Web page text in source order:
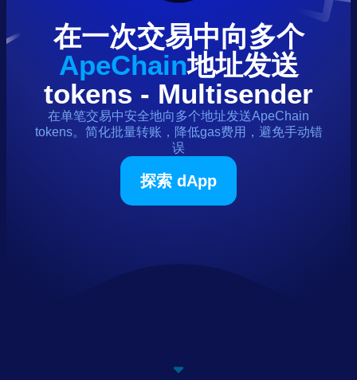
在一次交易中向多个
ApeChain地址发送
tokens - Multisender
在单笔交易中安全地向多个地址发送ApeChain
tokens。简化批量转账，降低gas费用，避免手动错
误
探索 dApp